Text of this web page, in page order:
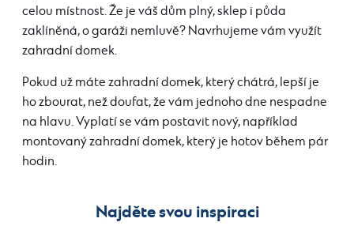
celou místnost. Že je váš dům plný, sklep i půda
zaklíněná, o garáži nemluvě? Navrhujeme vám využít
zahradní domek.
Pokud už máte zahradní domek, který chátrá, lepší je
ho zbourat, než doufat, že vám jednoho dne nespadne
na hlavu. Vyplatí se vám postavit nový, například
montovaný zahradní domek, který je hotov během pár
hodin.
Najděte svou inspiraci